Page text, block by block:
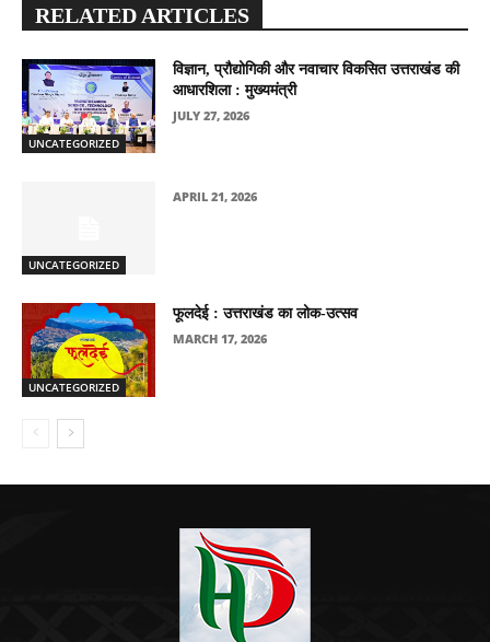
RELATED ARTICLES
UNCATEGORIZED
विज्ञान, प्रौद्योगिकी और नवाचार विकसित उत्तराखंड की
आधारशिला : मुख्यमंत्री
JULY 27, 2026
UNCATEGORIZED
APRIL 21, 2026
UNCATEGORIZED
फूलदेई : उत्तराखंड का लोक-उत्सव
MARCH 17, 2026